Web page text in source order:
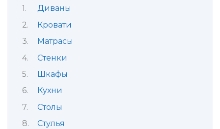
Диваны
Кровати
Матрасы
Стенки
Шкафы
Кухни
Столы
Стулья